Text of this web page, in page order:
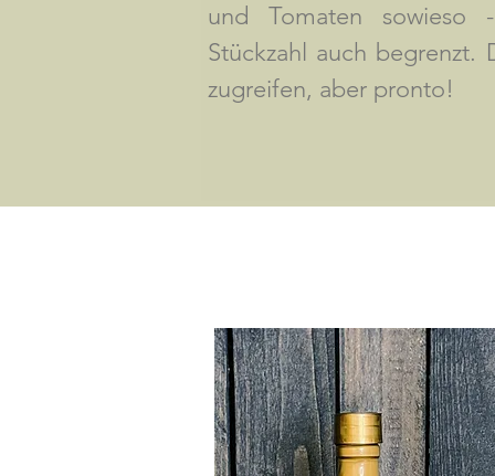
und Tomaten
Stückzahl auch begrenzt.
zugreifen, aber pronto!